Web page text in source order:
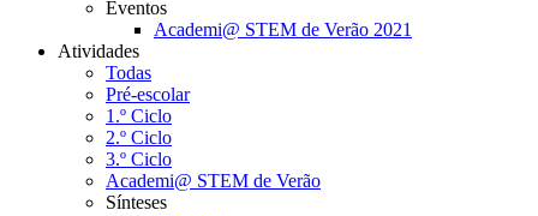
Eventos
Academi@ STEM de Verão 2021
Atividades
Todas
Pré-escolar
1.º Ciclo
2.º Ciclo
3.º Ciclo
Academi@ STEM de Verão
Sínteses